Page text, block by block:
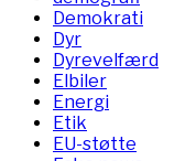
Demokrati
Dyr
Dyrevelfærd
Elbiler
Energi
Etik
EU-støtte